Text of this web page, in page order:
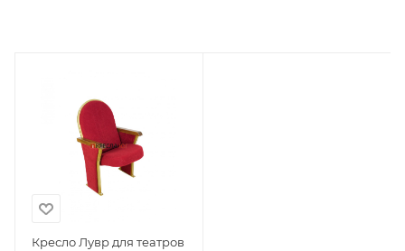
Кресло Лувр для театров